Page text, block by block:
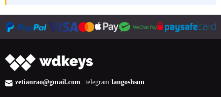
zetianrao@gmail.com telegram:langoshsun